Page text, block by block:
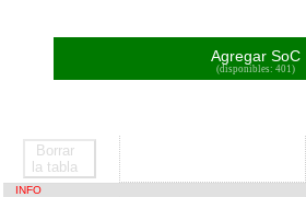
Agregar SoC
(disponibles: 401)
Borrar
la tabla
INFO